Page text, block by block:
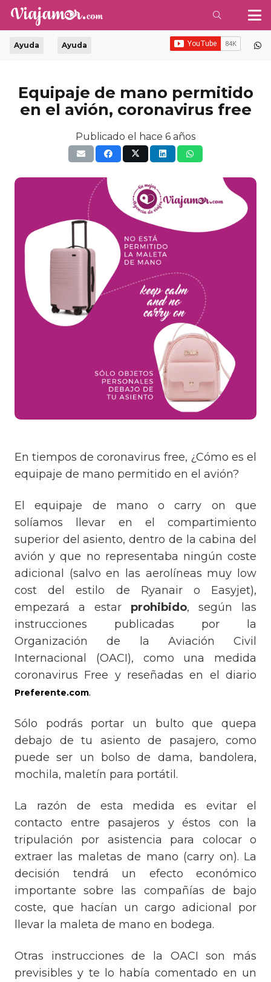
Ayuda Ayuda
Equipaje de mano permitido
en el avión, coronavirus free
Publicado el hace 6 años
En tiempos de coronavirus free, ¿Cómo es el
equipaje de mano permitido en el avión?
El equipaje de mano o carry on que
solíamos llevar en el compartimiento
superior del asiento, dentro de la cabina del
avión y que no representaba ningún coste
adicional (salvo en las aerolíneas muy low
cost del estilo de Ryanair o Easyjet),
empezará a estar prohibido, según las
instrucciones publicadas por la
Organización de la Aviación Civil
Internacional (OACI), como una medida
coronavirus Free y reseñadas en el diario
Preferente.com.
Sólo podrás portar un bulto que quepa
debajo de tu asiento de pasajero, como
puede ser un bolso de dama, bandolera,
mochila, maletín para portátil.
La razón de esta medida es evitar el
contacto entre pasajeros y éstos con la
tripulación por asistencia para colocar o
extraer las maletas de mano (carry on). La
decisión tendrá un efecto económico
importante sobre las compañías de bajo
coste, que hacían un cargo adicional por
llevar la maleta de mano en bodega.
Otras instrucciones de la OACI son más
previsibles y te lo había comentado en un